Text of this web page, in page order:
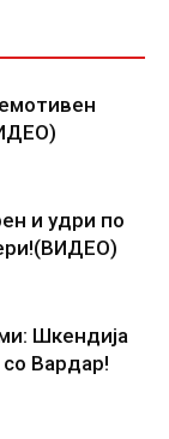
и удри по
Шкендија
Вардар!